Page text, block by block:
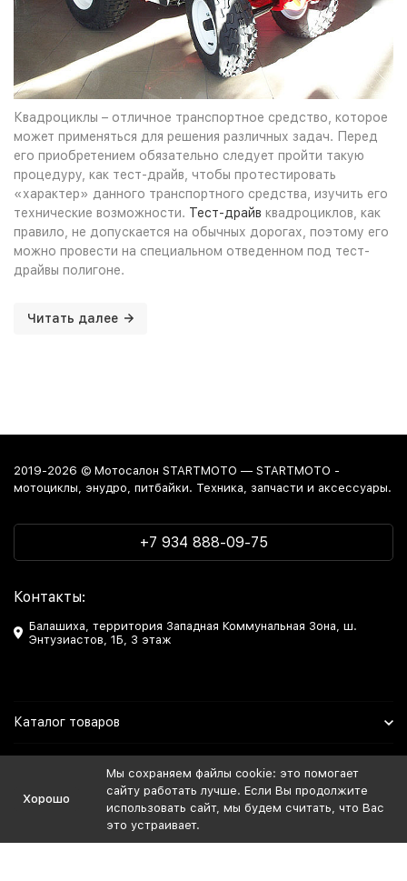
Квадроциклы – отличное транспортное средство, которое
может применяться для решения различных задач. Перед
его приобретением обязательно следует пройти такую
процедуру, как тест-драйв, чтобы протестировать
«характер» данного транспортного средства, изучить его
технические возможности. Тест-драйв квадроциклов, как
правило, не допускается на обычных дорогах, поэтому его
можно провести на специальном отведенном под тест-
драйвы полигоне.
Читать далее
2019-2026 © Мотосалон STARTMOTO — STARTMOTO -
мотоциклы, энудро, питбайки. Техника, запчасти и аксессуары.
+7 934 888-09-75
Контакты:
Балашиха, территория Западная Коммунальная Зона, ш.
Энтузиастов, 1Б, 3 этаж
Каталог товаров
Мы в Соцсетях
Хорошо
Мы сохраняем файлы cookie: это помогает
сайту работать лучше. Если Вы продолжите
использовать сайт, мы будем считать, что Вас
это устраивает.